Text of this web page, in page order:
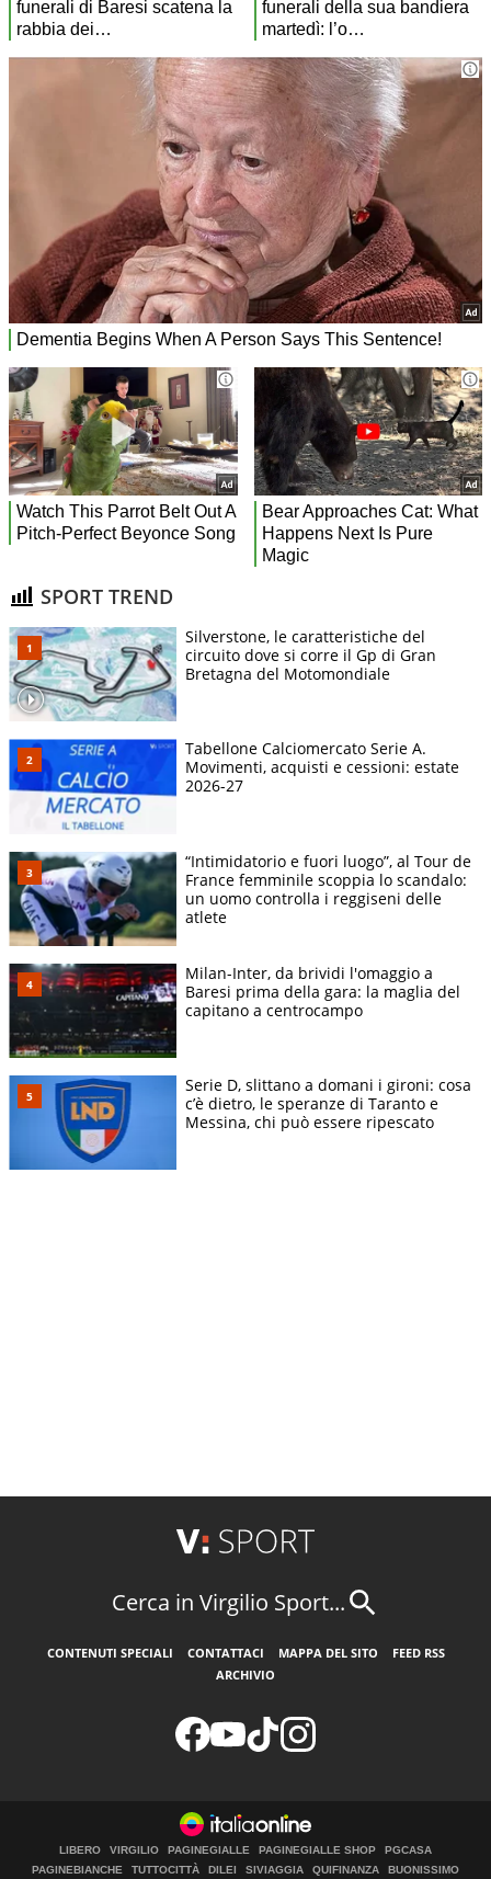
SPORT TREND
Silverstone, le caratteristiche del
circuito dove si corre il Gp di Gran
Bretagna del Motomondiale
Tabellone Calciomercato Serie A.
Movimenti, acquisti e cessioni: estate
2026-27
“Intimidatorio e fuori luogo”, al Tour de
France femminile scoppia lo scandalo:
un uomo controlla i reggiseni delle
atlete
Milan-Inter, da brividi l'omaggio a
Baresi prima della gara: la maglia del
capitano a centrocampo
Serie D, slittano a domani i gironi: cosa
c’è dietro, le speranze di Taranto e
Messina, chi può essere ripescato
Cerca in Virgilio Sport...
CONTENUTI SPECIALI CONTATTACI MAPPA DEL SITO
FEED RSS
ARCHIVIO
LIBERO VIRGILIO PAGINEGIALLE PAGINEGIALLE SHOP
PGCASA
PAGINEBIANCHE
TUTTOCITTÀ DILEI SIVIAGGIA QUIFINANZA BUONISSIMO